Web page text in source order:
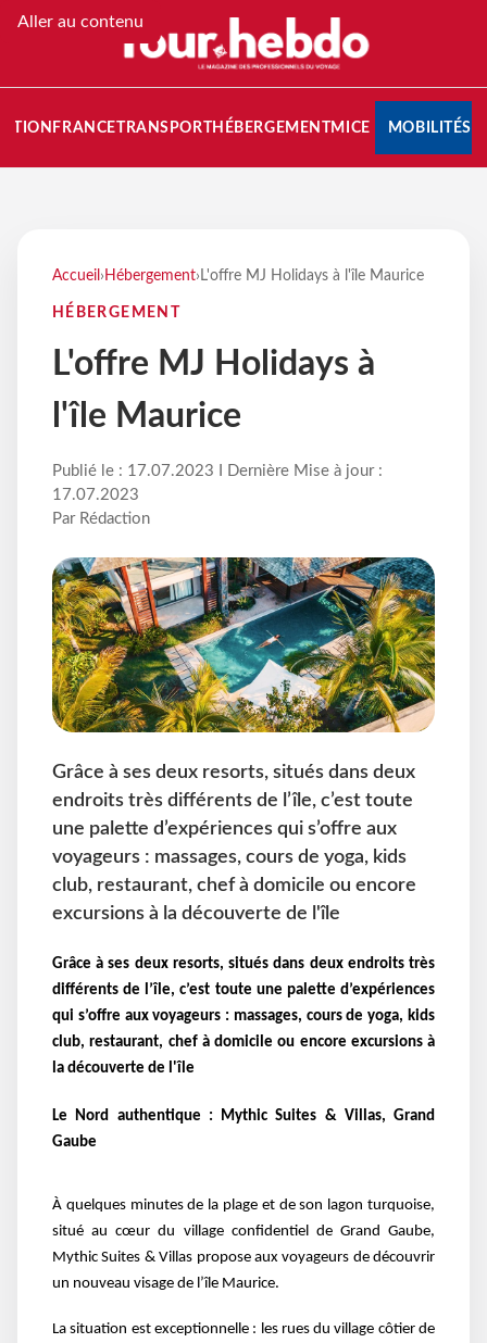
Aller au contenu
FRANCETRANSPORT HÉBERGEMENTMICE MOBILITÉS
Accueil › Hébergement› L'offre MJ Holidays à l'île Maurice
HÉBERGEMENT
L'offre MJ Holidays à
l'île Maurice
Publié le : 17.07.2023 I Dernière Mise à jour :
17.07.2023
Par Rédaction
Grâce à ses deux resorts, situés dans deux
endroits très différents de l’île, c’est toute
une palette d’expériences qui s’offre aux
voyageurs : massages, cours de yoga, kids
club, restaurant, chef à domicile ou encore
excursions à la découverte de l'île
Grâce à ses deux resorts, situés dans deux endroits très
différents de l’île, c’est toute une palette d’expériences
qui s’offre aux voyageurs : massages, cours de yoga, kids
club, restaurant, chef à domicile ou encore excursions à
la découverte de l'île
Le Nord authentique : Mythic Suites & Villas, Grand
Gaube
À quelques minutes de la plage et de son lagon turquoise,
situé au cœur du village confidentiel de Grand Gaube,
Mythic Suites & Villas propose aux voyageurs de découvrir
un nouveau visage de l’île Maurice.
La situation est exceptionnelle : les rues du village côtier de